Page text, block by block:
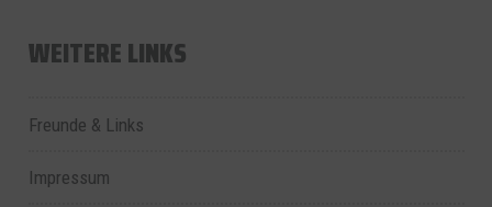
WEITERE LINKS
Freunde & Links
Impressum